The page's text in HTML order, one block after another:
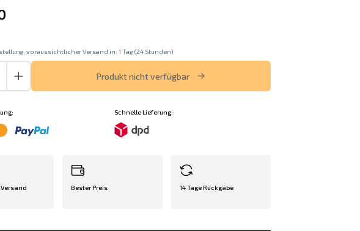
voraussichtlicher Versand in: 1 Tag (24 Stunden)
Produkt nicht verfügbar
Schnelle Lieferung:
Bester Preis 14 Tage Rückgabe